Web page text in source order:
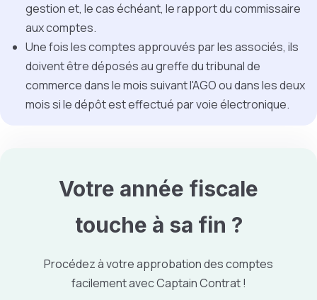
gestion et, le cas échéant, le rapport du commissaire
aux comptes.
Une fois les comptes approuvés par les associés, ils
doivent être déposés au greffe du tribunal de
commerce dans le mois suivant l'AGO ou dans les deux
mois si le dépôt est effectué par voie électronique.
Votre année fiscale
touche à sa fin ?
Procédez à votre approbation des comptes
facilement avec Captain Contrat !